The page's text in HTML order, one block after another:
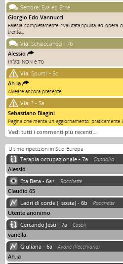
Settore: Eva ed Erne
Giorgio Edo Vannucci
Falesia completamente rivalutata,ripulita ad
trenta...
Via: Schiaccianoci - 7b
Alessio
Infatti NON è 7b
Via: Spunti' - 5c
Ah.ia
Alveare ancora presente
Via: ? - 5a
Sebastiano Biagini
Pagina che merita un aggiornamento: praticamente
Vedi tutti i commenti più recenti…
Ultime ripetizioni in Sud Europa
Terapia occupazionale - 7a
Candalla
Alessio
Eta Beta - 6a+
Rocchette
Claudio 65
Ladri di corde (I sosta) - 6b
Rocchette
Utente anonimo
Cercando Jesu - 7a
Casoli
vanella
Giuliana - 6a
Avane (Vecchiano)
Ah.ia